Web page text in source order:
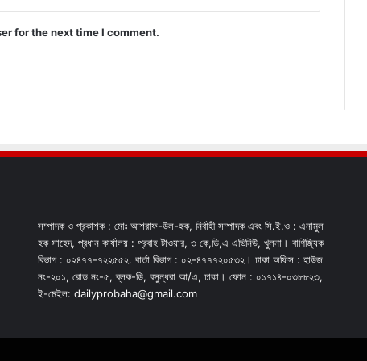
for the next time I comment.
সম্পাদক ও প্রকাশক : মোঃ আশরাফ-উল-হক, নির্বাহী সম্পাদক এবং সি.ই.ও : এনামুল
হক সাহেদ, প্রধান কার্যালয় : প্রবাহ টাওয়ার, ৩ কে,ডি,এ এভিনিউ, খুলনা। বাণিজ্যিক
বিভাগ : ০২৪৭৭-৭২২৫৫২. বার্তা বিভাগ : ০২-৪৭৭৭২০৫৩২। ঢাকা অফিস : হাউজ
নং-২০১, রোড নং-৫, ব্লক-ডি, বসুন্ধরা আ/এ, ঢাকা। ফোন : ০১৭১৪-০৩৮৮২৩,
ই-মেইল: dailyprobaha@gmail.com